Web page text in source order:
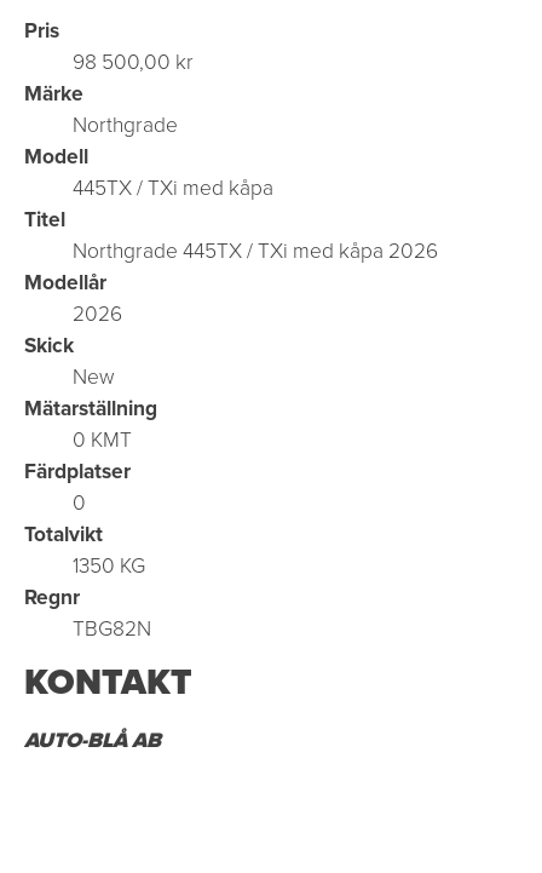
Pris
98 500,00 kr
Märke
Northgrade
Modell
445TX / TXi med kåpa
Titel
Northgrade 445TX / TXi med kåpa 2026
Modellår
2026
Skick
New
Mätarställning
0 KMT
Färdplatser
0
Totalvikt
1350 KG
Regnr
TBG82N
KONTAKT
AUTO-BLÅ AB